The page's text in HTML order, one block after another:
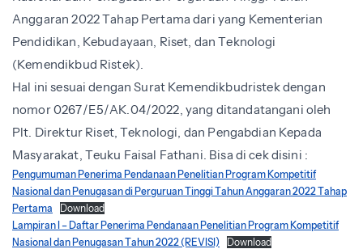
Anggaran 2022 Tahap Pertama dari yang Kementerian
Pendidikan, Kebudayaan, Riset, dan Teknologi
(Kemendikbud Ristek).
Hal ini sesuai dengan Surat Kemendikbudristek dengan
nomor 0267/E5/AK.04/2022, yang ditandatangani oleh
Plt. Direktur Riset, Teknologi, dan Pengabdian Kepada
Masyarakat, Teuku Faisal Fathani. Bisa di cek disini :
Pengumuman Penerima Pendanaan Penelitian Program Kompetitif
Nasional dan Penugasan di Perguruan Tinggi Tahun Anggaran 2022 Tahap
Pertama
Download
Lampiran I – Daftar Penerima Pendanaan Penelitian Program Kompetitif
Nasional dan Penugasan Tahun 2022 (REVISI)
Download